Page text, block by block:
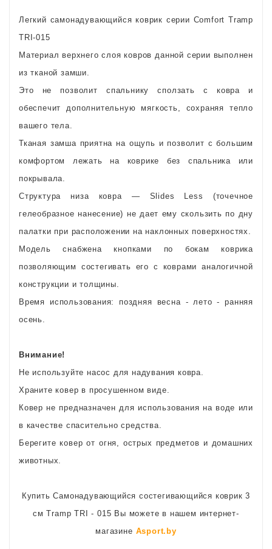
Легкий самонадувающийся коврик серии Comfort Tramp
TRI-015
Материал верхнего слоя ковров данной серии выполнен
из тканой замши.
Это не позволит спальнику сползать с ковра и
обеспечит дополнительную мягкость, сохраняя тепло
вашего тела.
Тканая замша приятна на ощупь и позволит с большим
комфортом лежать на коврике без спальника или
покрывала.
Структура низа ковра — Slides Less (точечное
гелеобразное нанесение) не дает ему скользить по дну
палатки при расположении на наклонных поверхностях.
Модель снабжена кнопками по бокам коврика
позволяющим состегивать его с коврами аналогичной
конструкции и толщины.
Время использования: поздняя весна - лето - ранняя
осень.
Внимание!
Не используйте насос для надувания ковра.
Храните ковер в просушенном виде.
Ковер не предназначен для использования на воде или
в качестве спасительно средства.
Берегите ковер от огня, острых предметов и домашних
животных.
Купить Самонадувающийся состегивающийся коврик 3
см Tramp TRI - 015 Вы можете в нашем интернет-
магазине Asport.by